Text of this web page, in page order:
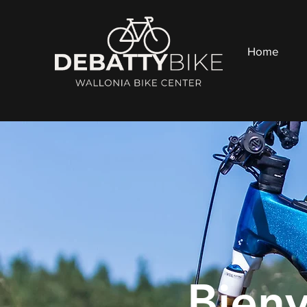
Home